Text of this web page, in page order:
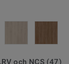
och NCS (47)